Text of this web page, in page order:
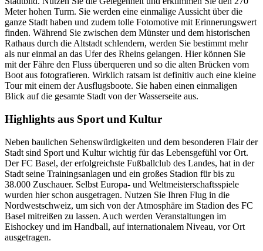
Meter hohen Turm. Sie werden eine einmalige Aussicht über die
ganze Stadt haben und zudem tolle Fotomotive mit Erinnerungswert
finden. Während Sie zwischen dem Münster und dem historischen
Rathaus durch die Altstadt schlendern, werden Sie bestimmt mehr
als nur einmal an das Ufer des Rheins gelangen. Hier können Sie
mit der Fähre den Fluss überqueren und so die alten Brücken vom
Boot aus fotografieren. Wirklich ratsam ist definitiv auch eine kleine
Tour mit einem der Ausflugsboote. Sie haben einen einmaligen
Blick auf die gesamte Stadt von der Wasserseite aus.
Highlights aus Sport und Kultur
Neben baulichen Sehenswürdigkeiten und dem besonderen Flair der
Stadt sind Sport und Kultur wichtig für das Lebensgefühl vor Ort.
Der FC Basel, der erfolgreichste Fußballclub des Landes, hat in der
Stadt seine Trainingsanlagen und ein großes Stadion für bis zu
38.000 Zuschauer. Selbst Europa- und Weltmeisterschaftsspiele
wurden hier schon ausgetragen. Nutzen Sie Ihren Flug in die
Nordwestschweiz, um sich von der Atmosphäre im Stadion des FC
Basel mitreißen zu lassen. Auch werden Veranstaltungen im
Eishockey und im Handball, auf internationalem Niveau, vor Ort
ausgetragen.